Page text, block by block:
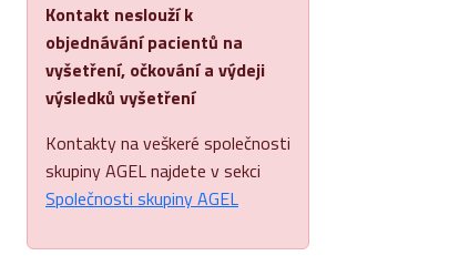
Kontakt neslouží k
objednávání pacientů na
vyšetření, očkování a výdeji
výsledků vyšetření
Kontakty na veškeré společnosti
skupiny AGEL najdete v sekci
Společnosti skupiny AGEL